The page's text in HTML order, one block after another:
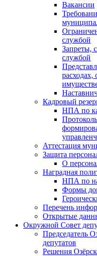
Вакансии
службой
Запреты,
службой
расходах,
Кадровый
НПА по
Аттестация
Защита
О
Наградная
НПА по
Формы
Перечень
Открытые
Окружной Совет
Председатель
депутатов
Решения